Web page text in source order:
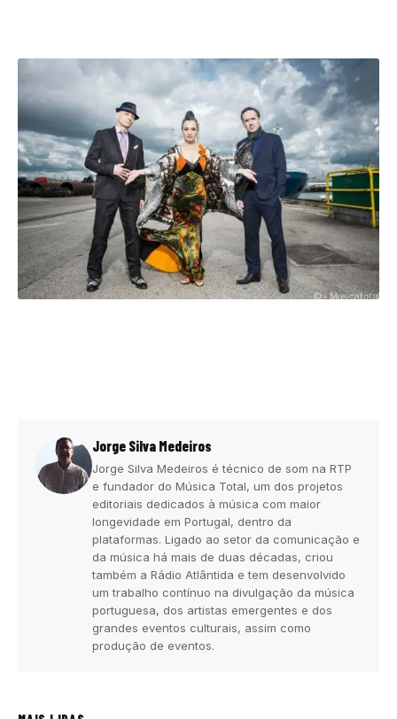
Jorge Silva Medeiros
Jorge Silva Medeiros é técnico de som na RTP
e fundador do Música Total, um dos projetos
editoriais dedicados à música com maior
longevidade em Portugal, dentro da
plataformas. Ligado ao setor da comunicação e
da música há mais de duas décadas, criou
também a Rádio Atlântida e tem desenvolvido
um trabalho contínuo na divulgação da música
portuguesa, dos artistas emergentes e dos
grandes eventos culturais, assim como
produção de eventos.